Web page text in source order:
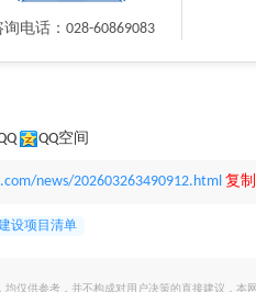
询电话：028-60869083
QQ空间
news/202603263490912.html 复
设项目清单
仅供参考，并不构成对用户决策的直接建议，